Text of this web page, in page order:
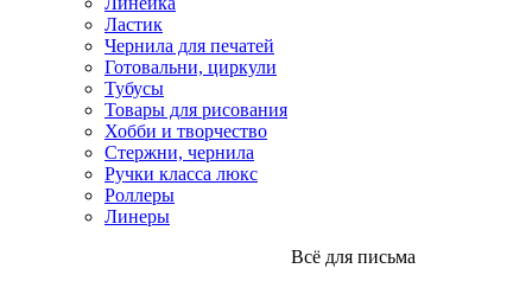
Ластик
Чернила для печатей
Готовальни, циркули
Тубусы
Товары для рисования
Хобби и творчество
Стержни, чернила
Ручки класса люкс
Роллеры
Линеры
Всё для письма